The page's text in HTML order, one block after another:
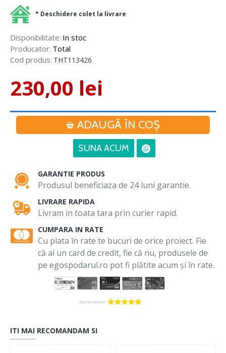
Disponibilitate: In stoc
Producator: Total
Cod produs: THT113426
230,00 lei
ADAUGĂ ÎN COŞ
SUNA ACUM
* Deschidere colet la livrare
GARANTIE PRODUS
Produsul beneficiaza de 24 luni garantie.
LIVRARE RAPIDA
Livram in toata tara prin curier rapid.
CUMPARA IN RATE
Cu plata în rate te bucuri de orice proiect. Fie
că ai un card de credit, fie că nu, produsele de
pe egospodarul.ro pot fi plătite acum și în rate.
ITI MAI RECOMANDAM SI